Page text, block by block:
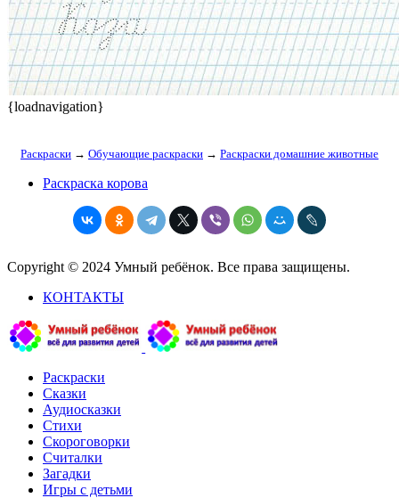
{loadnavigation}
Раскраски → Обучающие раскраски → Раскраски домашние животные
Раскраска корова
Copyright © 2024 Умный ребёнок. Все права защищены.
КОНТАКТЫ
Раскраски
Сказки
Аудиосказки
Стихи
Скороговорки
Считалки
Загадки
Игры с детьми